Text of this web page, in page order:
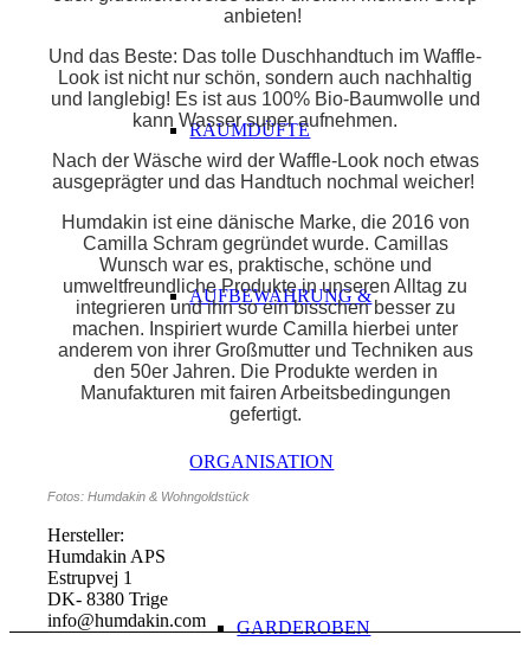
RAUMDÜFTE
AUFBEWAHRUNG &
ORGANISATION
GARDEROBEN
anbieten!
Und das Beste: Das tolle Duschhandtuch im Waffle-
Look ist nicht nur schön, sondern auch nachhaltig
und langlebig! Es ist aus 100% Bio-Baumwolle und
kann Wasser super aufnehmen.
Nach der Wäsche wird der Waffle-Look noch etwas
ausgeprägter und das Handtuch nochmal weicher!
Humdakin ist eine dänische Marke, die 2016 von
Camilla Schram gegründet wurde. Camillas
Wunsch war es, praktische, schöne und
umweltfreundliche Produkte in unseren Alltag zu
integrieren und ihn so ein bisschen besser zu
machen. Inspiriert wurde Camilla hierbei unter
anderem von ihrer Großmutter und Techniken aus
den 50er Jahren. Die Produkte werden in
Manufakturen mit fairen Arbeitsbedingungen
gefertigt.
Fotos: Humdakin & Wohngoldstück
Hersteller:
Humdakin APS
Estrupvej 1
DK- 8380 Trige
info@humdakin.com